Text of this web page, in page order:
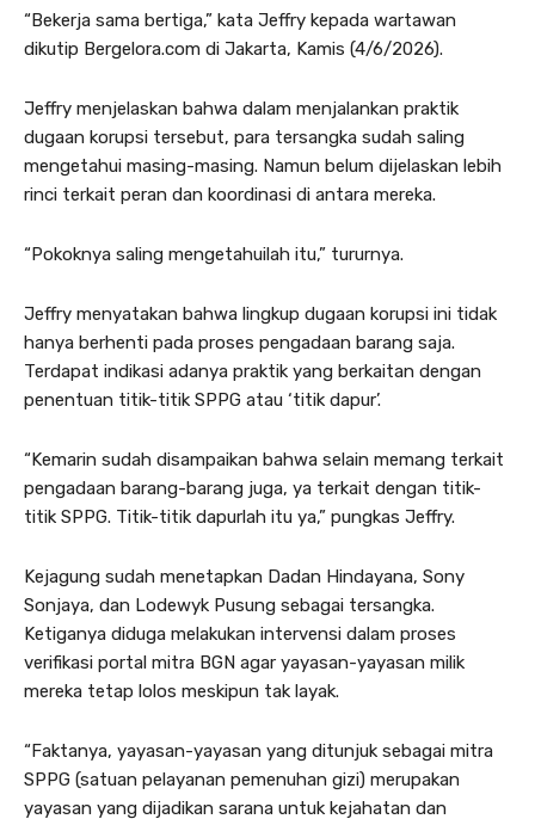
“Bekerja sama bertiga,” kata Jeffry kepada wartawan
dikutip Bergelora.com di Jakarta, Kamis (4/6/2026).
Jeffry menjelaskan bahwa dalam menjalankan praktik
dugaan korupsi tersebut, para tersangka sudah saling
mengetahui masing-masing. Namun belum dijelaskan lebih
rinci terkait peran dan koordinasi di antara mereka.
“Pokoknya saling mengetahuilah itu,” tururnya.
Jeffry menyatakan bahwa lingkup dugaan korupsi ini tidak
hanya berhenti pada proses pengadaan barang saja.
Terdapat indikasi adanya praktik yang berkaitan dengan
penentuan titik-titik SPPG atau ‘titik dapur’.
“Kemarin sudah disampaikan bahwa selain memang terkait
pengadaan barang-barang juga, ya terkait dengan titik-
titik SPPG. Titik-titik dapurlah itu ya,” pungkas Jeffry.
Kejagung sudah menetapkan Dadan Hindayana, Sony
Sonjaya, dan Lodewyk Pusung sebagai tersangka.
Ketiganya diduga melakukan intervensi dalam proses
verifikasi portal mitra BGN agar yayasan-yayasan milik
mereka tetap lolos meskipun tak layak.
“Faktanya, yayasan-yayasan yang ditunjuk sebagai mitra
SPPG (satuan pelayanan pemenuhan gizi) merupakan
yayasan yang dijadikan sarana untuk kejahatan dan